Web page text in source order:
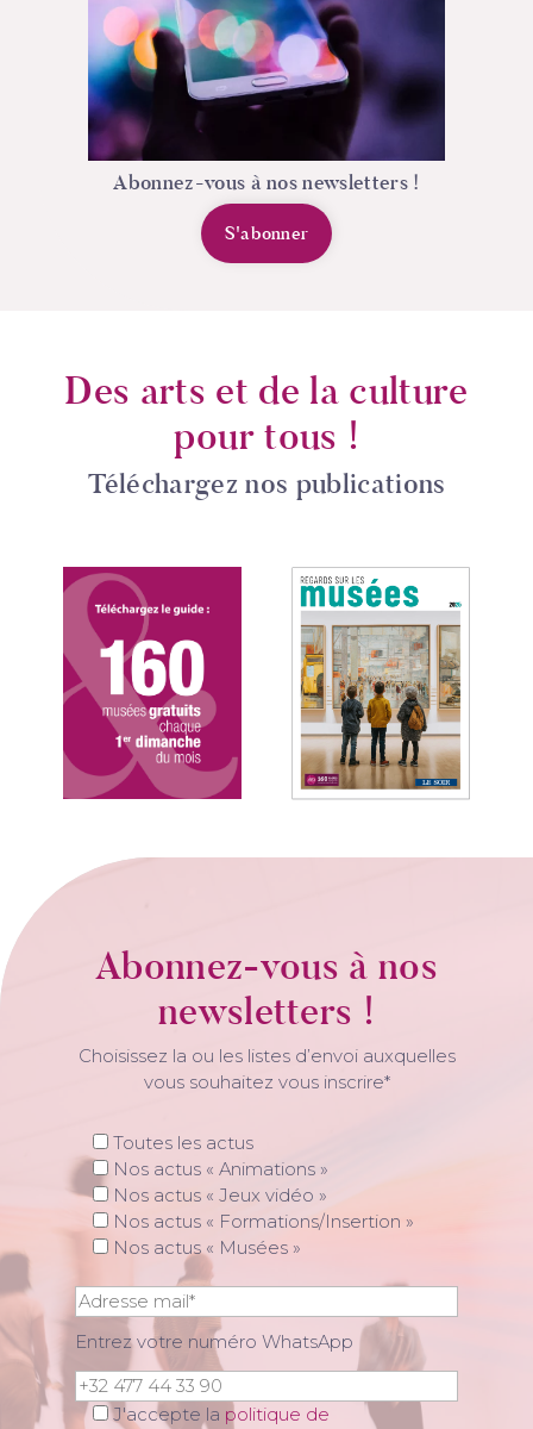
Abonnez-vous à nos newsletters !
S'abonner
Des arts et de la culture
pour tous !
Téléchargez nos publications
Abonnez-vous à nos
newsletters !
Choisissez la ou les listes d’envoi auxquelles
vous souhaitez vous inscrire*
Toutes les actus
Nos actus « Animations »
Nos actus « Jeux vidéo »
Nos actus « Formations/Insertion »
Nos actus « Musées »
Entrez votre numéro WhatsApp
J'accepte la politique de